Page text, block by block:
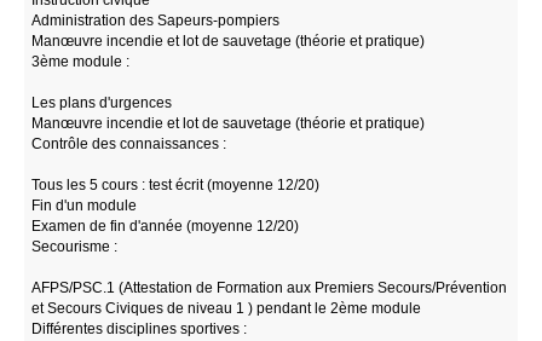
Administration des Sapeurs-pompiers
Manœuvre incendie et lot de sauvetage (théorie et pratique)
3ème module :
Les plans d'urgences
Manœuvre incendie et lot de sauvetage (théorie et pratique)
Contrôle des connaissances :
Tous les 5 cours : test écrit (moyenne 12/20)
Fin d'un module
Examen de fin d'année (moyenne 12/20)
Secourisme :
AFPS/PSC.1 (Attestation de Formation aux Premiers Secours/Prévention
et Secours Civiques de niveau 1 ) pendant le 2ème module
Différentes disciplines sportives :